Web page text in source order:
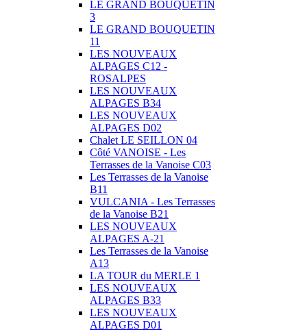
LE GRAND BOUQUETIN
3
LE GRAND BOUQUETIN
11
LES NOUVEAUX
ALPAGES C12 -
ROSALPES
LES NOUVEAUX
ALPAGES B34
LES NOUVEAUX
ALPAGES D02
Chalet LE SEILLON 04
Côté VANOISE - Les
Terrasses de la Vanoise C03
Les Terrasses de la Vanoise
B11
VULCANIA - Les Terrasses
de la Vanoise B21
LES NOUVEAUX
ALPAGES A-21
Les Terrasses de la Vanoise
A13
LA TOUR du MERLE 1
LES NOUVEAUX
ALPAGES B33
LES NOUVEAUX
ALPAGES D01